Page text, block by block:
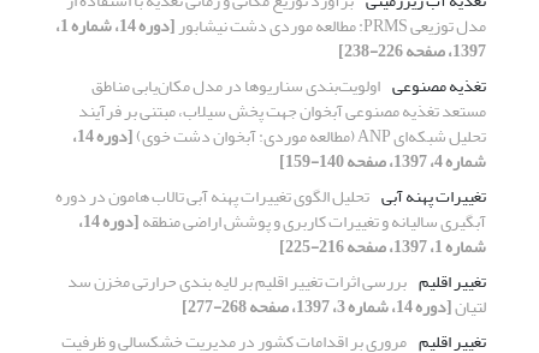
مدل توزیعی PRMS: مطالعه موردی دشت نیشابور [دوره 14، شماره 1،
1397، صفحه 226-238]
تغذیه ‌مصنوعی اولویت‌بندی سناریوها در مدل مکان‌یابی مناطق
مستعد تغذیه مصنوعی آبخوان جهت پخش سیلاب، مبتنی بر فرآیند
تحلیل شبکه‌ای ANP (مطالعه موردی: آبخوان دشت خوی) [دوره 14،
شماره 4، 1397، صفحه 140-159]
تغییرات پهنه آبی تحلیل الگوی تغییرات پهنه آبی تالاب هامون در دوره
آبگیری سالیانه و تغییرات کاربری و پوشش اراضی منطقه [دوره 14،
شماره 1، 1397، صفحه 216-225]
تغییر اقلیم بررسی اثرات تغییر اقلیم بر لایه بندی حرارتی مخزن سد
لتیان[دوره 14، شماره 3، 1397، صفحه 268-277]
تغییر اقلیم مروری بر اقدامات کشور در مدیریت خشکسالی و ظرفیت